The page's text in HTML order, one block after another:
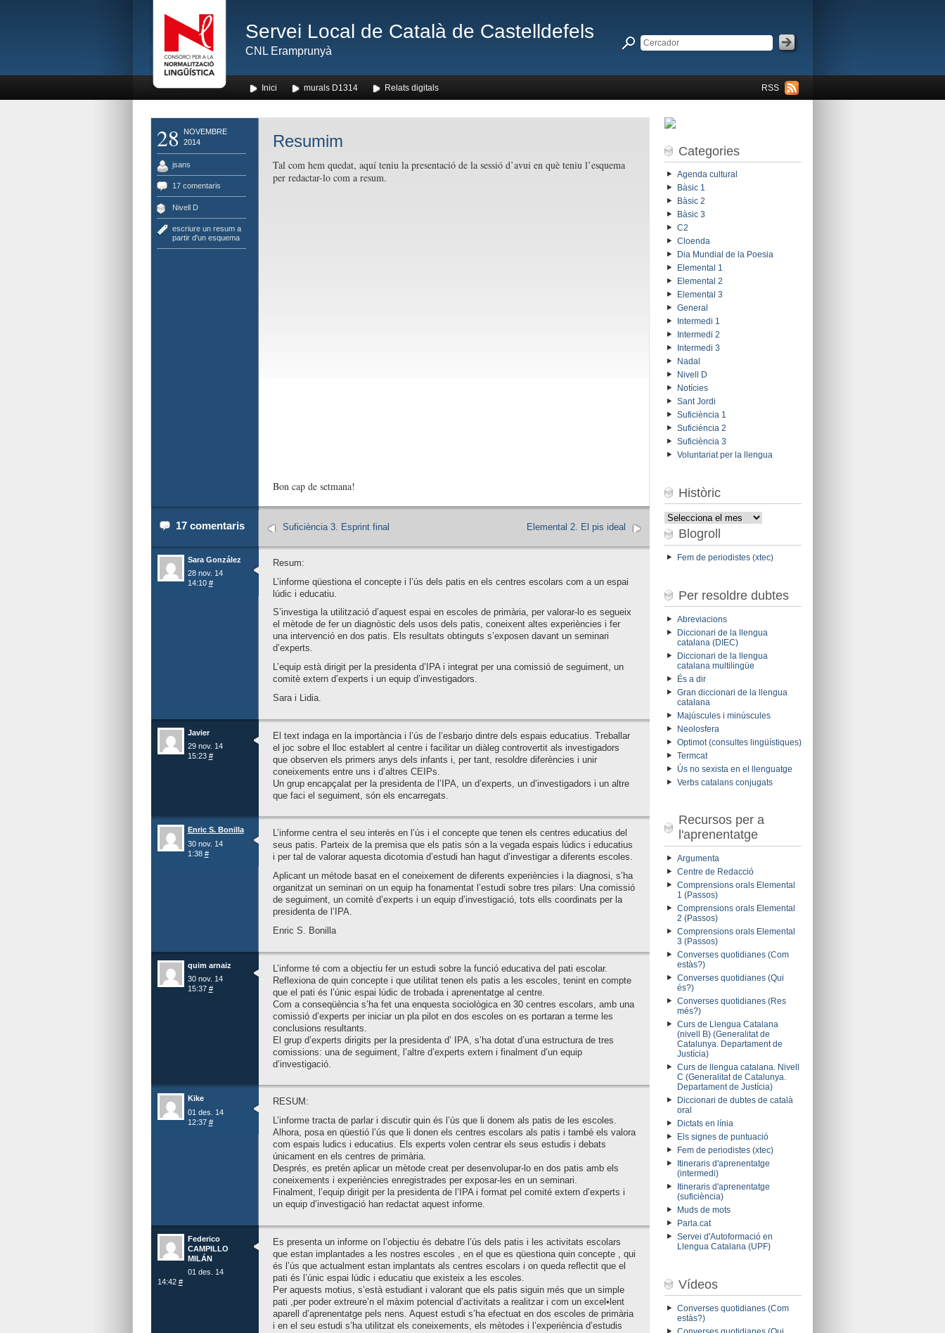
Servei Local de Català de Castelldefels
CNL Eramprunyà
RSS
Inici murals D1314 Relats digitals
28
NOVEMBRE
2014
jsans
17 comentaris
Nivell D
escriure un resum a
partir d'un esquema
Resumim
Tal com hem quedat, aquí teniu la presentació de la sessió d’avui en què teniu l’esquema
per redactar-lo com a resum.
Bon cap de setmana!
17 comentaris Elemental 2. El pis ideal
Suficiència 3. Esprint final
Sara González
28 nov. 14
14:10 #
Resum:
L’informe qüestiona el concepte i l’ús dels patis en els centres escolars com a un espai
lúdic i educatiu.
S’investiga la utilització d’aquest espai en escoles de primària, per valorar-lo es segueix
el mètode de fer un diagnòstic dels usos dels patis, coneixent altes experiències i fer
una intervenció en dos patis. Els resultats obtinguts s’exposen davant un seminari
d’experts.
L’equip està dirigit per la presidenta d’IPA i integrat per una comissió de seguiment, un
comitè extern d’experts i un equip d’investigadors.
Sara i Lidia.
Javier
29 nov. 14
15:23 #
El text indaga en la importància i l’ús de l’esbarjo dintre dels espais educatius. Treballar
el joc sobre el lloc establert al centre i facilitar un diàleg controvertit als investigadors
que observen els primers anys dels infants i, per tant, resoldre diferències i unir
coneixements entre uns i d’altres CEIPs.
Un grup encapçalat per la presidenta de l’IPA, un d’experts, un d’investigadors i un altre
que faci el seguiment, són els encarregats.
Enric S. Bonilla
30 nov. 14
1:38 #
L’informe centra el seu interès en l’ús i el concepte que tenen els centres educatius del
seus patis. Parteix de la premisa que els patis són a la vegada espais lúdics i educatius
i per tal de valorar aquesta dicotomia d’estudi han hagut d’investigar a diferents escoles.
Aplicant un métode basat en el coneixement de diferents experiències i la diagnosi, s’ha
organitzat un seminari on un equip ha fonamentat l’estudi sobre tres pilars: Una comissió
de seguiment, un comitè d’experts i un equip d’investigació, tots ells coordinats per la
presidenta de l’IPA.
Enric S. Bonilla
quim arnaiz
30 nov. 14
15:37 #
L’informe té com a objectiu fer un estudi sobre la funció educativa del pati escolar.
Reflexiona de quin concepte i que utilitat tenen els patis a les escoles, tenint en compte
que el pati és l’únic espai lúdic de trobada i aprenentatge al centre.
Com a conseqüència s’ha fet una enquesta sociològica en 30 centres escolars, amb una
comissió d’experts per iniciar un pla pilot en dos escoles on es portaran a terme les
conclusions resultants.
El grup d’experts dirigits per la presidenta d’ IPA, s’ha dotat d’una estructura de tres
comissions: una de seguiment, l’altre d’experts extern i finalment d’un equip
d’investigació.
Kike
01 des. 14
12:37 #
RESUM:
L’informe tracta de parlar i discutir quin és l’ús que li donem als patis de les escoles.
Alhora, posa en qüestió l’ús que li donen els centres escolars als patis i també els valora
com espais ludics i educatius. Els experts volen centrar els seus estudis i debats
únicament en els centres de primària.
Després, es pretén aplicar un mètode creat per desenvolupar-lo en dos patis amb els
coneixements i experiències enregistrades per exposar-les en un seminari.
Finalment, l’equip dirigit per la presidenta de l’IPA i format pel comité extern d’experts i
un equip d’investigació han redactat aquest informe.
Federico
CAMPILLO
MILÁN
01 des. 14
14:42 #
Es presenta un informe on l’objectiu és debatre l’ús dels patis i les activitats escolars
que estan implantades a les nostres escoles , en el que es qüestiona quin concepte , qui
és l’ús que actualment estan implantats als centres escolars i on queda reflectit que el
pati és l’únic espai lúdic i educatiu que existeix a les escoles.
Per aquests motius, s’està estudiant i valorant que els patis siguin més que un simple
pati ,per poder extreure’n el màxim potencial d’activitats a realitzar i com un excel•lent
aparell d’aprenentatge pels nens. Aquest estudi s’ha efectuat en dos escoles de primària
i en el seu estudi s’ha utilitzat els coneixements, els mètodes i l’experiència d’estudis
Categories
Agenda cultural
Bàsic 1
Bàsic 2
Bàsic 3
C2
Cloenda
Dia Mundial de la Poesia
Elemental 1
Elemental 2
Elemental 3
General
Intermedi 1
Intermedi 2
Intermedi 3
Nadal
Nivell D
Notícies
Sant Jordi
Suficiència 1
Suficiència 2
Suficiència 3
Voluntariat per la llengua
Històric
Històric
Blogroll
Fem de periodistes (xtec)
Per resoldre dubtes
Abreviacions
Diccionari de la llengua
catalana (DIEC)
Diccionari de la llengua
catalana multilingüe
És a dir
Gran diccionari de la llengua
catalana
Majúscules i minúscules
Neolosfera
Optimot (consultes lingüístiques)
Termcat
Ús no sexista en el llenguatge
Verbs catalans conjugats
Recursos per a
l'aprenentatge
Argumenta
Centre de Redacció
Comprensions orals Elemental
1 (Passos)
Comprensions orals Elemental
2 (Passos)
Comprensions orals Elemental
3 (Passos)
Converses quotidianes (Com
estàs?)
Converses quotidianes (Qui
és?)
Converses quotidianes (Res
més?)
Curs de Llengua Catalana
(nivell B) (Generalitat de
Catalunya. Departament de
Justícia)
Curs de llengua catalana. Nivell
C (Generalitat de Catalunya.
Departament de Justícia)
Diccionari de dubtes de català
oral
Dictats en línia
Els signes de puntuació
Fem de periodistes (xtec)
Itineraris d'aprenentatge
(intermedi)
Itineraris d'aprenentatge
(suficiència)
Muds de mots
Parla.cat
Servei d'Autoformació en
Llengua Catalana (UPF)
Vídeos
Converses quotidianes (Com
estàs?)